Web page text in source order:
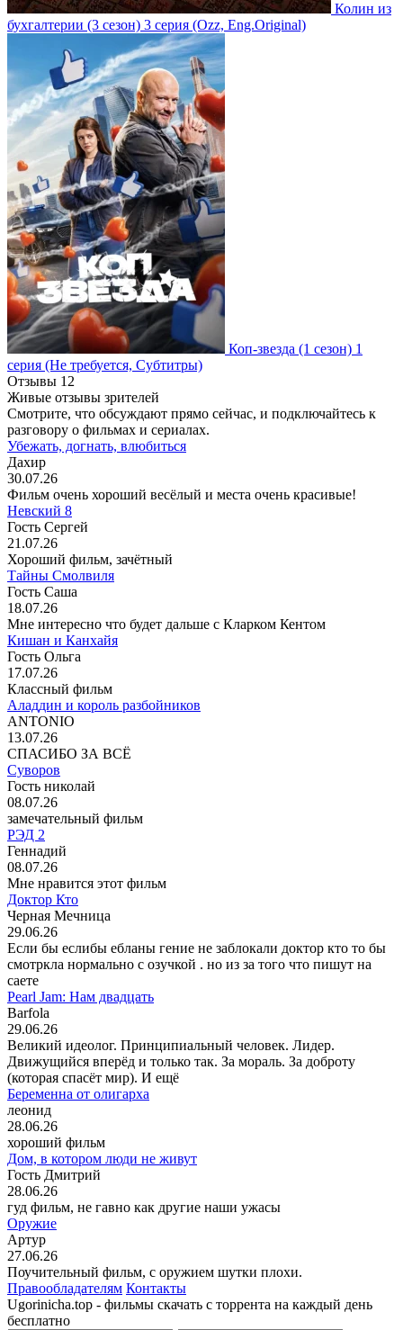
Колин из
бухгалтерии (3 сезон) 3 серия (Ozz, Eng.Original)
Коп-звезда (1 сезон) 1
серия (Не требуется, Субтитры)
Отзывы 12
Живые отзывы зрителей
Смотрите, что обсуждают прямо сейчас, и подключайтесь к
разговору о фильмах и сериалах.
Убежать, догнать, влюбиться
Дахир
30.07.26
Фильм очень хороший весёлый и места очень красивые!
Невский 8
Гость Сергей
21.07.26
Хороший фильм, зачётный
Тайны Смолвиля
Гость Саша
18.07.26
Мне интересно что будет дальше с Кларком Кентом
Кишан и Канхайя
Гость Ольга
17.07.26
Классный фильм
Аладдин и король разбойников
ANTONIO
13.07.26
СПАСИБО ЗА ВСЁ
Суворов
Гость николай
08.07.26
замечательный фильм
РЭД 2
Геннадий
08.07.26
Мне нравится этот фильм
Доктор Кто
Черная Мечница
29.06.26
Если бы еслибы ебланы гение не заблокали доктор кто то бы
смотркла нормально с озучкой . но из за того что пишут на
саете
Pearl Jam: Нам двадцать
Barfola
29.06.26
Великий идеолог. Принципиальный человек. Лидер.
Движущийся вперёд и только так. За мораль. За доброту
(которая спасёт мир). И ещё
Беременна от олигарха
леонид
28.06.26
хороший фильм
Дом, в котором люди не живут
Гость Дмитрий
28.06.26
гуд фильм, не гавно как другие наши ужасы
Оружие
Артур
27.06.26
Поучительный фильм, с оружием шутки плохи.
Правообладателям Контакты
Ugorinicha.top - фильмы скачать с торрента на каждый день
бесплатно